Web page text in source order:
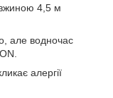
4,5 м
але водночас
алергії